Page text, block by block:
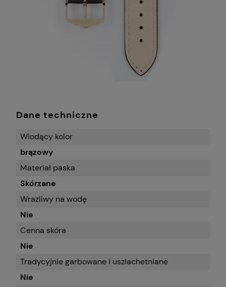
Dane techniczne
Wiodący kolor
brązowy
Materiał paska
Skórzane
Wrażliwy na wodę
Nie
Cenna skóra
Nie
Tradycyjnie garbowane i uszlachetniane
Nie